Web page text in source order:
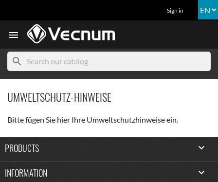
Sign in

search
UMWELTSCHUTZ-HINWEISE
Bitte fügen Sie hier Ihre Umweltschutzhinweise ein.
PRODUCTS 
INFORMATION 